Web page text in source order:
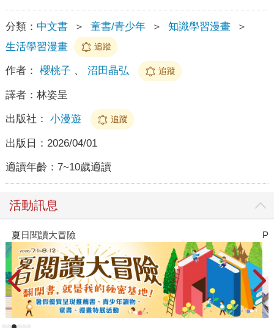
分類： 中文書 ＞ 童書/青少年 ＞ 知識學習漫畫
＞
生活學習漫畫
追蹤
作者： 櫻桃子 、 沼田晶弘 追蹤
譯者： 林姿呈
出版社： 小漫遊 追蹤
出版日： 2026/04/01
適讀年齡： 7~10歲適讀
活動訊息
夏日閱讀大冒險